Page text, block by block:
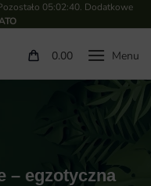
05:02:39. Dodatkowe
0.00
– egzotyczna